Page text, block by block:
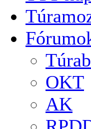
OKT
AK